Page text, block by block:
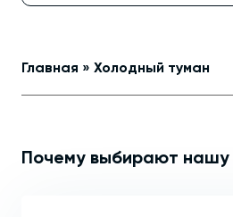
Главная » Холодный туман
Почему выбирают нашу